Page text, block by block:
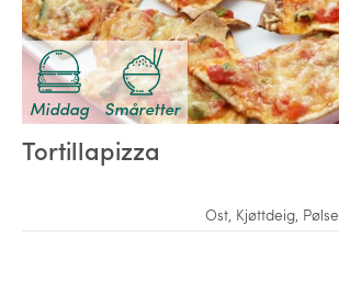
Middag Småretter
Tortillapizza
Ost Kjøttdeig Pølse